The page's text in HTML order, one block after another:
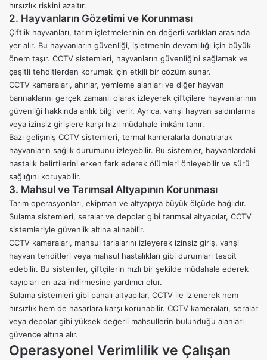
hırsızlık riskini azaltır.
2. Hayvanların Gözetimi ve Korunması
Çiftlik hayvanları, tarım işletmelerinin en değerli varlıkları arasında
yer alır. Bu hayvanların güvenliği, işletmenin devamlılığı için büyük
önem taşır. CCTV sistemleri, hayvanların güvenliğini sağlamak ve
çeşitli tehditlerden korumak için etkili bir çözüm sunar.
CCTV kameraları, ahırlar, yemleme alanları ve diğer hayvan
barınaklarını gerçek zamanlı olarak izleyerek çiftçilere hayvanlarının
güvenliği hakkında anlık bilgi verir. Ayrıca, vahşi hayvan saldırılarına
veya izinsiz girişlere karşı hızlı müdahale imkânı tanır.
Bazı gelişmiş CCTV sistemleri, termal kameralarla donatılarak
hayvanların sağlık durumunu izleyebilir. Bu sistemler, hayvanlardaki
hastalık belirtilerini erken fark ederek ölümleri önleyebilir ve sürü
sağlığını koruyabilir.
3. Mahsul ve Tarımsal Altyapının Korunması
Tarım operasyonları, ekipman ve altyapıya büyük ölçüde bağlıdır.
Sulama sistemleri, seralar ve depolar gibi tarımsal altyapılar, CCTV
sistemleriyle güvenlik altına alınabilir.
CCTV kameraları, mahsul tarlalarını izleyerek izinsiz giriş, vahşi
hayvan tehditleri veya mahsul hastalıkları gibi durumları tespit
edebilir. Bu sistemler, çiftçilerin hızlı bir şekilde müdahale ederek
kayıpları en aza indirmesine yardımcı olur.
Sulama sistemleri gibi pahalı altyapılar, CCTV ile izlenerek hem
hırsızlık hem de hasarlara karşı korunabilir. CCTV kameraları, seralar
veya depolar gibi yüksek değerli mahsullerin bulunduğu alanları
güvence altına alır.
Operasyonel Verimlilik ve Çalışan